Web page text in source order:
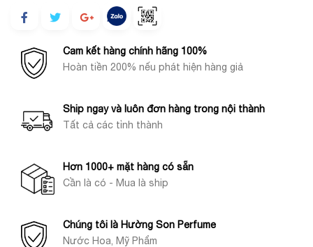
Cam kết hàng chính hãng 100%
Hoàn tiền 200% nếu phát hiện hàng giả
Ship ngay và luôn đơn hàng trong nội thành
Tất cả các tỉnh thành
Hơn 1000+ mặt hàng có sẵn
Cần là có - Mua là ship
Chúng tôi là Hường Son Perfume
Nước Hoa, Mỹ Phẩm